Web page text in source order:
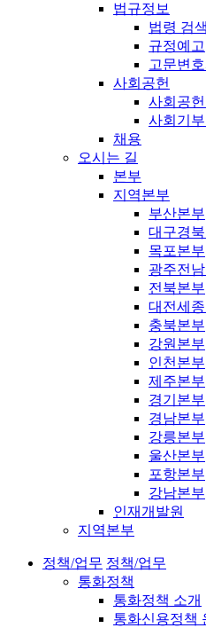
법규정보
법령 검색
규정예고
고문변
사회공헌
사회공
사회기
채용
오시는 길
본부
지역본부
부산본부
대구경
목포본부
광주전
전북본부
대전세
충북본부
강원본부
인천본부
제주본부
경기본부
경남본부
강릉본부
울산본부
포항본부
강남본부
인재개발원
지역본부
정책/업무 정책/업무
통화정책
통화정책 소개
통화신용정책